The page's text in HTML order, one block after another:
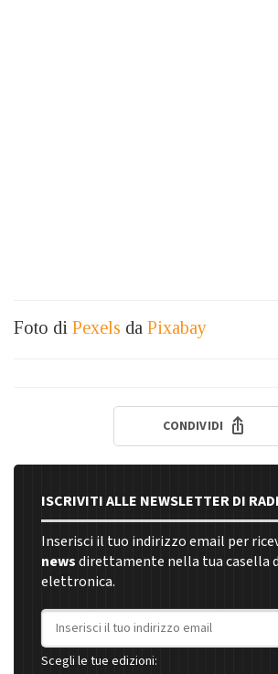
Foto di Pexels da Pixabay
CONDIVIDI
ISCRIVITI ALLE NEWSLETTER DI
Inserisci il tuo indirizzo email per
newsdirettamente nella tua casella
elettronica.
Indirizzo email
Scegli le tue edizioni: